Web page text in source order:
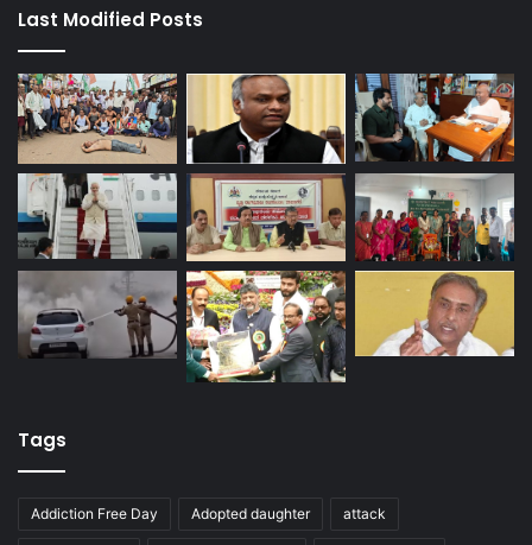
Last Modified Posts
Tags
Addiction Free Day Adopted daughter attack